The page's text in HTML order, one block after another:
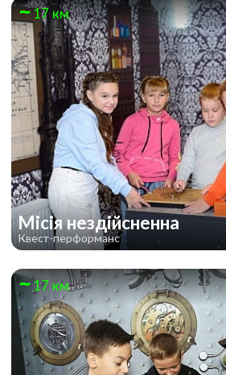
17 км
Місія нездійсненна
Квест-перформанс
17 км